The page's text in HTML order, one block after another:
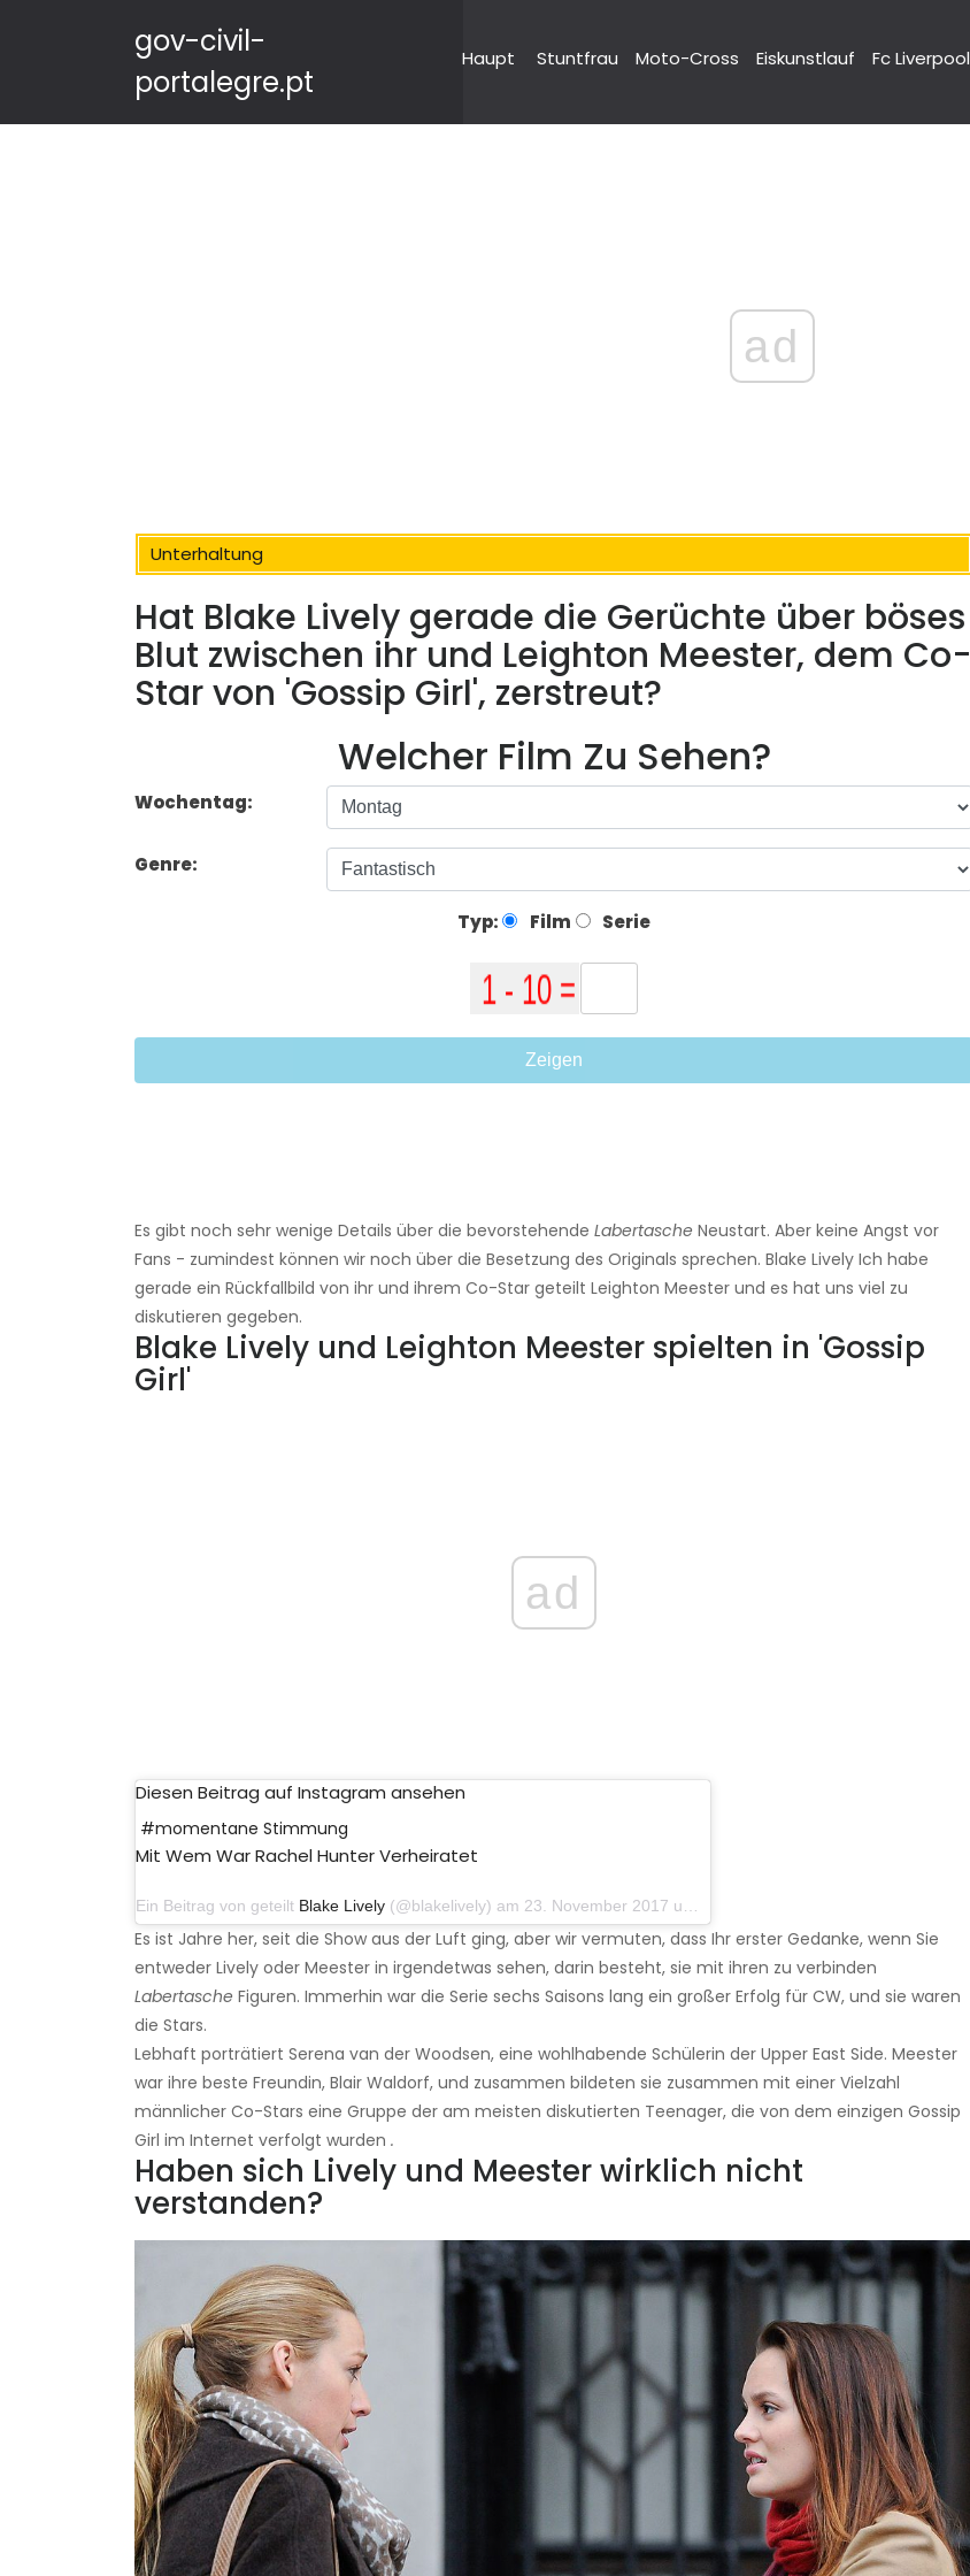
gov-civil-
portalegre.pt
Haupt Stuntfrau Moto-Cross Eiskunstlauf Fc Liverpool
ad
Unterhaltung
Hat Blake Lively gerade die Gerüchte über böses
Blut zwischen ihr und Leighton Meester, dem Co-
Star von 'Gossip Girl', zerstreut?
Welcher Film Zu Sehen?
Wochentag:
Genre:
Typ: Film Serie
Zeigen
Es gibt noch sehr wenige Details über die bevorstehende Labertasche Neustart. Aber keine Angst vor
Fans - zumindest können wir noch über die Besetzung des Originals sprechen. Blake Lively Ich habe
gerade ein Rückfallbild von ihr und ihrem Co-Star geteilt Leighton Meester und es hat uns viel zu
diskutieren gegeben.
Blake Lively und Leighton Meester spielten in 'Gossip
Girl'
ad
Diesen Beitrag auf Instagram ansehen
#momentane Stimmung
Mit Wem War Rachel Hunter Verheiratet
Ein Beitrag von geteilt Blake Lively (@blakelively) am 23. November 2017 um 15:25 Uhr PST
Es ist Jahre her, seit die Show aus der Luft ging, aber wir vermuten, dass Ihr erster Gedanke, wenn Sie
entweder Lively oder Meester in irgendetwas sehen, darin besteht, sie mit ihren zu verbinden
Labertasche Figuren. Immerhin war die Serie sechs Saisons lang ein großer Erfolg für CW, und sie waren
die Stars.
Lebhaft porträtiert Serena van der Woodsen, eine wohlhabende Schülerin der Upper East Side. Meester
war ihre beste Freundin, Blair Waldorf, und zusammen bildeten sie zusammen mit einer Vielzahl
männlicher Co-Stars eine Gruppe der am meisten diskutierten Teenager, die von dem einzigen Gossip
Girl im Internet verfolgt wurden .
Haben sich Lively und Meester wirklich nicht
verstanden?